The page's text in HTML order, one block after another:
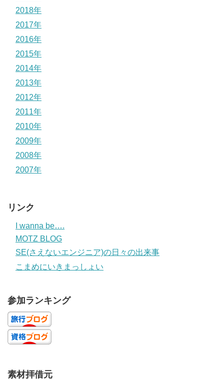
2018年
2017年
2016年
2015年
2014年
2013年
2012年
2011年
2010年
2009年
2008年
2007年
リンク
I wanna be….
MOTZ BLOG
SE(さえないエンジニア)の日々の出来事
こまめにいきまっしょい
参加ランキング
素材拝借元